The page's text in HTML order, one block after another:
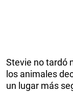
Stevie no tardó
los animales
un lugar más